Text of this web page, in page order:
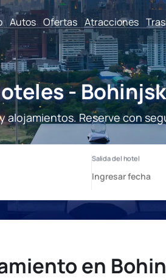
Autos Ofertas Atracciones
-
alojamientos. Reserve con
en